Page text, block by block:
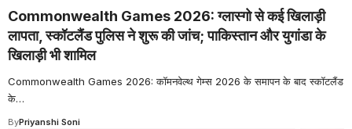
Commonwealth Games 2026: ग्लास्गो से कई खिलाड़ी
लापता, स्कॉटलैंड पुलिस ने शुरू की जांच; पाकिस्तान और युगांडा के
खिलाड़ी भी शामिल
Commonwealth Games 2026: कॉमनवेल्थ गेम्स 2026 के समापन के बाद स्कॉटलैंड
के…
ByPriyanshi Soni